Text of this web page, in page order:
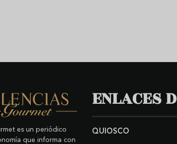
es un periódico
que informa con
ENLACES
QUIOSCO